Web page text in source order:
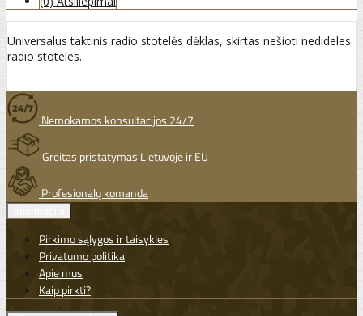
Universalus taktinis radio stotelės dėklas, skirtas nešioti nedideles
radio stoteles.
Nemokamos konsultacijos 24/7
Greitas pristatymas Lietuvoje ir EU
Profesionalų komanda
Pirkimo sąlygos ir taisyklės
Privatumo politika
Apie mus
Kaip pirkti?